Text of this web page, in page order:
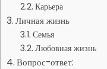
Карьера
Личная жизнь
Семья
Любовная жизнь
Вопрос-ответ: